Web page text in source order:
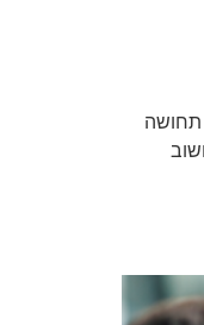
תחושה